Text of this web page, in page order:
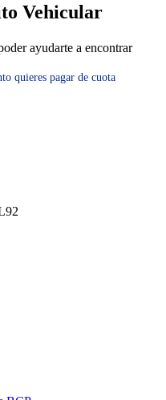
Vehicular
ayudarte a encontrar
quieres pagar de cuota